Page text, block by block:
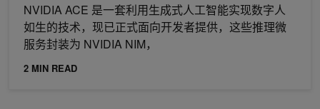
NVIDIA ACE 是一套利用生成式人工智能实现数字人
如生的技术，现已正式面向开发者提供，这些推理微
服务封装为 NVIDIA NIM，
2 MIN READ